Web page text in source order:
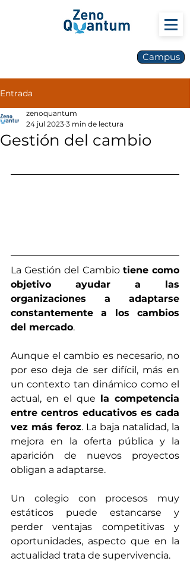
Campus
Entrada
Gestión del cambio
zenoquantum
24 jul 2023 3 min de lectura
La Gestión del Cambio tiene como
objetivo ayudar a las
organizaciones a adaptarse
constantemente a los cambios
del mercado.
Aunque el cambio es necesario, no
por eso deja de ser difícil, más en
un contexto tan dinámico como el
actual, en el que la competencia
entre centros educativos es cada
vez más feroz. La baja natalidad, la
mejora en la oferta pública y la
aparición de nuevos proyectos
obligan a adaptarse.
Un colegio con procesos muy
estáticos puede estancarse y
perder ventajas competitivas y
oportunidades, aspecto que en la
actualidad trata de supervivencia.